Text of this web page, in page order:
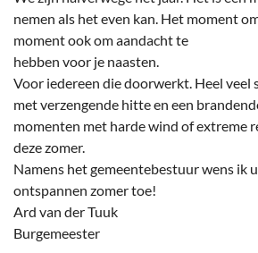
nemen als het even kan. Het moment
moment ook om aandacht te
hebben voor je naasten.
Voor iedereen die doorwerkt. Heel veel
met verzengende hitte en een
momenten met harde wind of extreme
deze zomer.
Namens het gemeentebestuur wens ik
ontspannen zomer toe!
Ard van der Tuuk
Burgemeester